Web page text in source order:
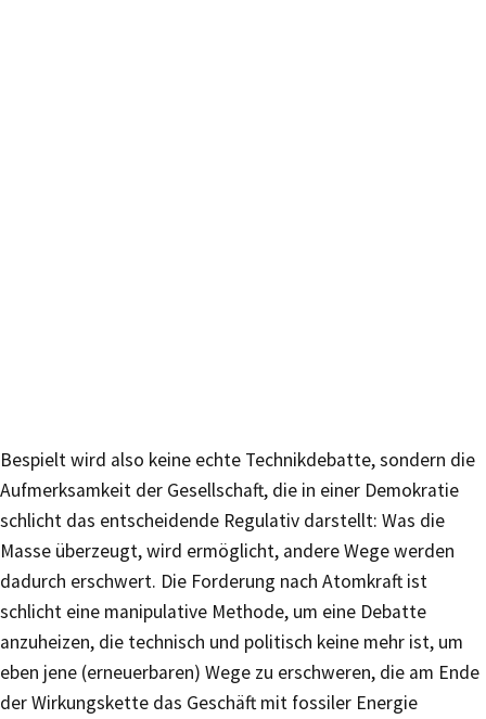
Bespielt wird also keine echte Technikdebatte, sondern die
Aufmerksamkeit der Gesellschaft, die in einer Demokratie
schlicht das entscheidende Regulativ darstellt: Was die
Masse überzeugt, wird ermöglicht, andere Wege werden
dadurch erschwert. Die Forderung nach Atomkraft ist
schlicht eine manipulative Methode, um eine Debatte
anzuheizen, die technisch und politisch keine mehr ist, um
eben jene (erneuerbaren) Wege zu erschweren, die am Ende
der Wirkungskette das Geschäft mit fossiler Energie